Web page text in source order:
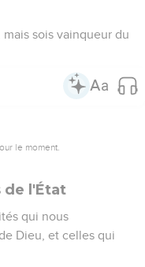
de ne pas boire de
pour ton frère un
devant Dieu.
lui-même par ce qu'il
conviction de foi.